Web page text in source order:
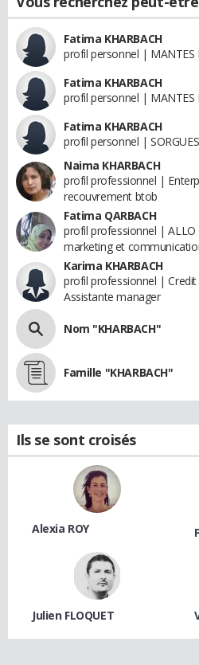
Fatima KHARBACH
profil personnel | MANTES
Fatima KHARBACH
profil personnel | MANTES
Fatima KHARBACH
profil personnel | SORGUES
Naima KHARBACH
profil professionnel |
recouvrement btob
Fatima QARBACH
profil professionnel | ALLO
marketing et
Karima KHARBACH
profil professionnel |
Assistante manager
Nom "KHARBACH"
Famille "KHARBACH"
Ils se sont croisés
Alexia ROY
Julien FLOQUET